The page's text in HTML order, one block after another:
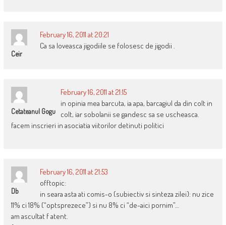
Ceir
February 16, 2011 at 20:21
Ca sa loveasca jigodiile se folosesc de jigodii .
Cetateanul Gogu
February 16, 2011 at 21:15
in opinia mea barcuta, ia apa, barcagiul da din colt in
colt, iar sobolanii se gandesc sa se uscheasca.
facem inscrieri in asociatia viitorilor detinuti politici
Db
February 16, 2011 at 21:53
offtopic:
in seara asta ati comis-o (subiectiv si sinteza zilei): nu zice
11% ci 18% (“optsprezece”) si nu 8% ci “de-aici pornim”…
am ascultat f atent.